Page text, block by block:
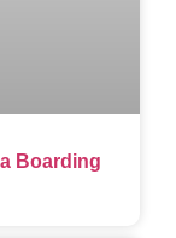
Boarding